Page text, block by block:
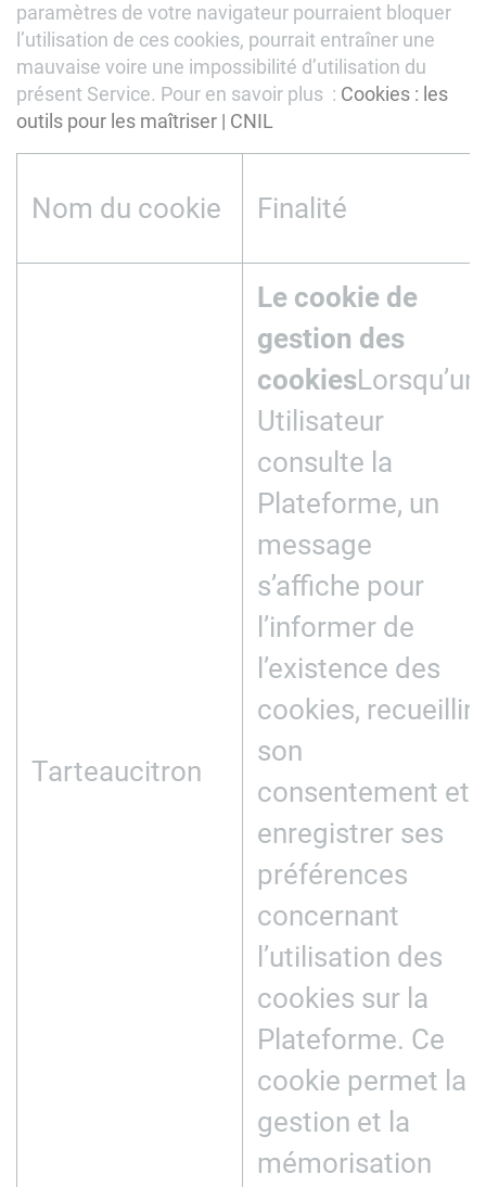
paramètres de votre navigateur pourraient bloquer
l’utilisation de ces cookies, pourrait entraîner une
mauvaise voire une impossibilité d’utilisation du
présent Service. Pour en savoir plus : Cookies : les
outils pour les maîtriser | CNIL
Nom du cookie Finalité
Tarteaucitron
Le cookie de
gestion des
cookiesLorsqu’un
Utilisateur
consulte la
Plateforme, un
message
s’affiche pour
l’informer de
l’existence des
cookies, recueillir
son
consentement et
enregistrer ses
préférences
concernant
l’utilisation des
cookies sur la
Plateforme. Ce
cookie permet la
gestion et la
mémorisation